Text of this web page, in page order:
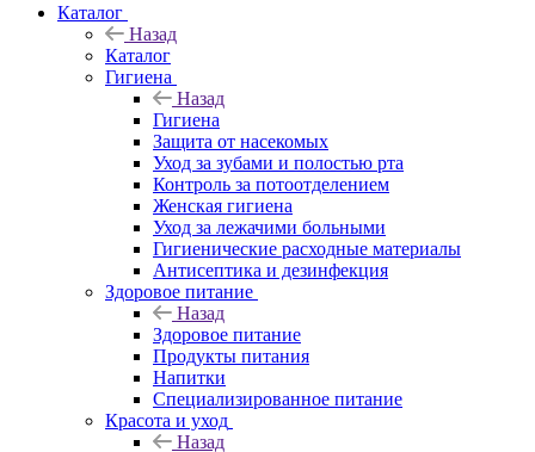
Каталог
Назад
Каталог
Гигиена
Назад
Гигиена
Защита от насекомых
Уход за зубами и полостью рта
Контроль за потоотделением
Женская гигиена
Уход за лежачими больными
Гигиенические расходные материалы
Антисептика и дезинфекция
Здоровое питание
Назад
Здоровое питание
Продукты питания
Напитки
Специализированное питание
Красота и уход
Назад